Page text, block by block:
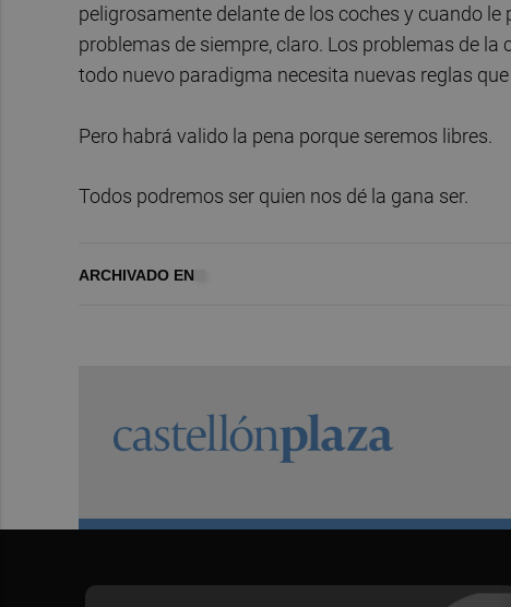
peligrosamente delante de los coches y cuando
problemas de siempre, claro. Los problemas de
todo nuevo paradigma necesita nuevas reglas
Pero habrá valido la pena porque seremos libres.
Todos podremos ser quien nos dé la gana ser.
ARCHIVADO EN